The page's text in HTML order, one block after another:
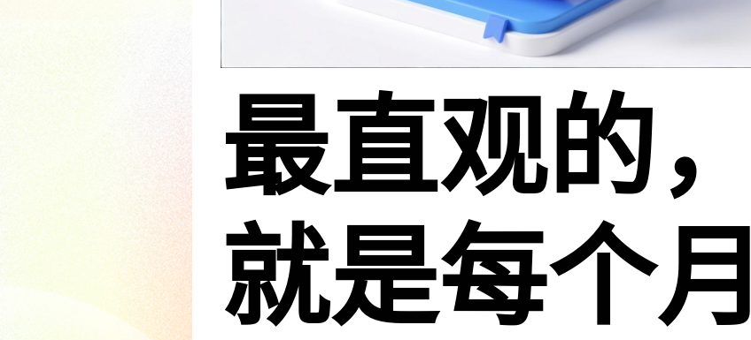
最直观的，
就是每个月